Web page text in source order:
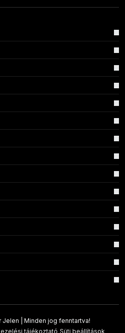
Jelen | Minden jog fenntartva!
tájékoztató Süti beállítások